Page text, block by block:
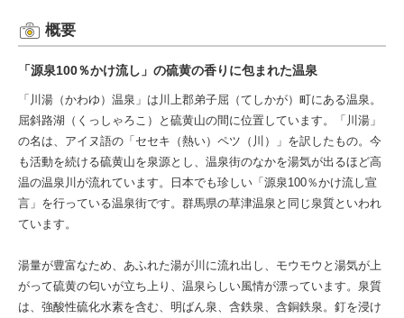
概要
「源泉100％かけ流し」の硫黄の香りに包まれた温泉
「川湯（かわゆ）温泉」は川上郡弟子屈（てしかが）町にある温泉。
屈斜路湖（くっしゃろこ）と硫黄山の間に位置しています。「川湯」
の名は、アイヌ語の「セセキ（熱い）ペツ（川）」を訳したもの。今
も活動を続ける硫黄山を泉源とし、温泉街のなかを湯気が出るほど高
温の温泉川が流れています。日本でも珍しい「源泉100％かけ流し宣
言」を行っている温泉街です。群馬県の草津温泉と同じ泉質といわれ
ています。
湯量が豊富なため、あふれた湯が川に流れ出し、モウモウと湯気が上
がって硫黄の匂いが立ち上り、温泉らしい風情が漂っています。泉質
は、強酸性硫化水素を含む、明ばん泉、含鉄泉、含銅鉄泉。釘を浸け